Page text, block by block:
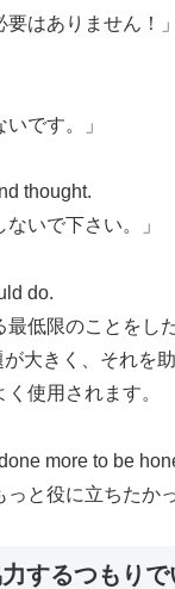
要はありません！」
いです。」
thought.
ないで下さい。」
do.
最低限のことをし
大きく、それを
使用されます。
more to be
っと役に立ちたか
するつもり